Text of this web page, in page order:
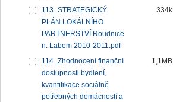
113_STRATEGICKÝ
PLÁN LOKÁLNÍHO
PARTNERSTVÍ Roudnice
n. Labem 2010-2011.pdf
334k
114_Zhodnocení finanční
dostupnosti bydlení,
kvantifikace sociálně
potřebných domácností a
1,1MB